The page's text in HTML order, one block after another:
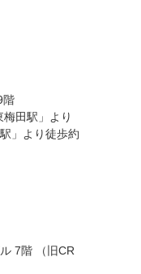
階
田駅」より
」より徒歩約
7階 （旧CR